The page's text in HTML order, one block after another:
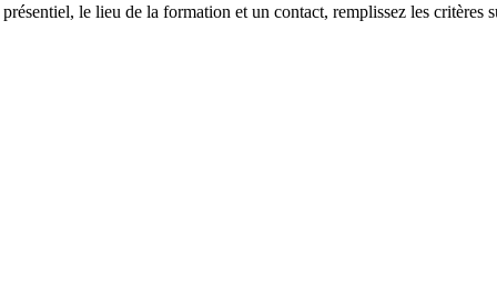
le lieu de la formation et un contact, remplissez les critères